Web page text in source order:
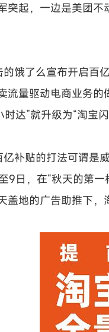
突起，一边是美团
饿了么宣布开启百
流量驱动电商业务
达”就升级为“淘宝
补贴的打法可谓是
9日，在“秋天的第一
盖地的广告助推下